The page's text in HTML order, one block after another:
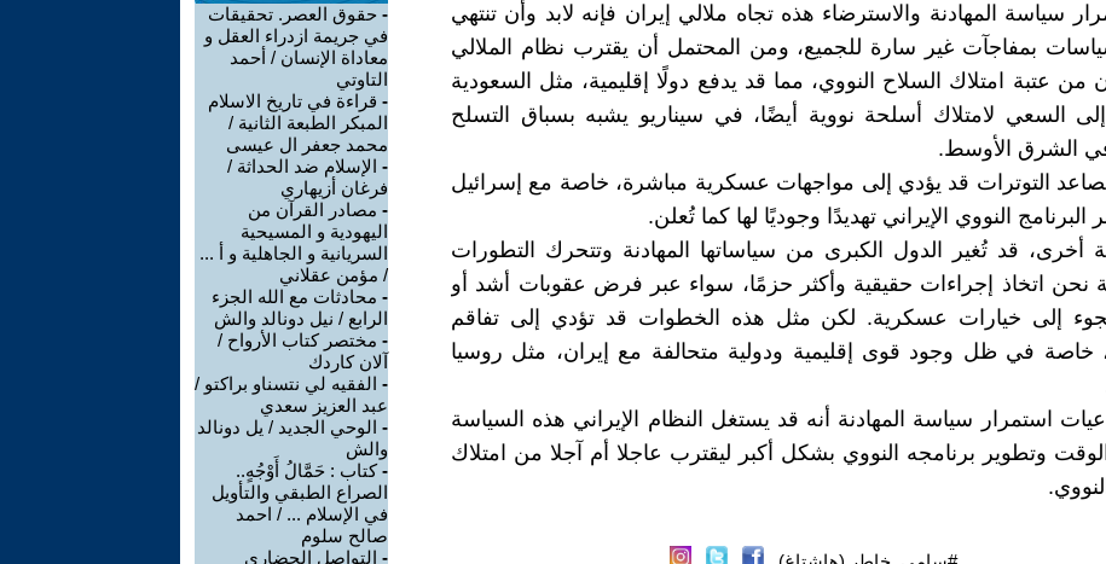
سياسة المهادنة والاسترضاء هذه تجاه ملالي إيران فإنه لابد وأن تنتهي
بمفاجآت غير سارة للجميع، ومن المحتمل أن يقترب نظام الملالي
من عتبة امتلاك السلاح النووي، مما قد يدفع دولًا إقليمية، مثل السعودية
إلى السعي لامتلاك أسلحة نووية أيضًا، في سيناريو يشبه بسباق التسلح
في الشرق الأوسط.
التوترات قد يؤدي إلى مواجهات عسكرية مباشرة، خاصة مع إسرائيل
البرنامج النووي الإيراني تهديدًا وجوديًا لها كما تُعلن.
أخرى، قد تُغير الدول الكبرى من سياساتها المهادنة وتتحرك التطورات
نحن اتخاذ إجراءات حقيقية وأكثر حزمًا، سواء عبر فرض عقوبات أشد أو
إلى خيارات عسكرية. لكن مثل هذه الخطوات قد تؤدي إلى تفاقم
خاصة في ظل وجود قوى إقليمية ودولية متحالفة مع إيران، مثل روسيا
استمرار سياسة المهادنة أنه قد يستغل النظام الإيراني هذه السياسة
وتطوير برنامجه النووي بشكل أكبر ليقترب عاجلا أم آجلا من امتلاك
- حقوق العصر. تحقيقات
في جريمة ازدراء العقل و
معاداة الإنسان / أحمد
التاوتي
- قراءة في تاريخ الاسلام
المبكر الطبعة الثانية /
محمد جعفر ال عيسى
- الإسلام ضد الحداثة /
فرغان أزيهاري
- مصادر القرآن من
اليهودية و المسيحية
السريانية و الجاهلية و أ ...
/ مؤمن عقلاني
- محادثات مع الله الجزء
الرابع / نيل دونالد والش
- مختصر كتاب الأرواح /
آلان كاردك
- الفقيه لي نتسناو براكتو /
عبد العزيز سعدي
- الوحي الجديد / يل دونالد
والش
-كتاب : حَمَّالُ أَوْجُهٍ..
الصراع الطبقي والتأويل
في الإسلام ... / احمد
صالح سلوم
- التواصل الحضاري